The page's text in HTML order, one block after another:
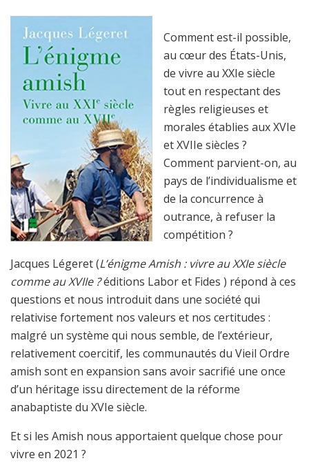
Comment est-il possible,
au cœur des États-Unis,
de vivre au XXIe siècle
tout en respectant des
règles religieuses et
morales établies aux XVIe
et XVIIe siècles ?
Comment parvient-on, au
pays de l’individualisme et
de la concurrence à
outrance, à refuser la
compétition ?
Jacques Légeret (L’énigme Amish : vivre au XXIe siècle
comme au XVIIe ?éditions Labor et Fides ) répond à ces
questions et nous introduit dans une société qui
relativise fortement nos valeurs et nos certitudes :
malgré un système qui nous semble, de l’extérieur,
relativement coercitif, les communautés du Vieil Ordre
amish sont en expansion sans avoir sacrifié une once
d’un héritage issu directement de la réforme
anabaptiste du XVIe siècle.
Et si les Amish nous apportaient quelque chose pour
vivre en 2021 ?